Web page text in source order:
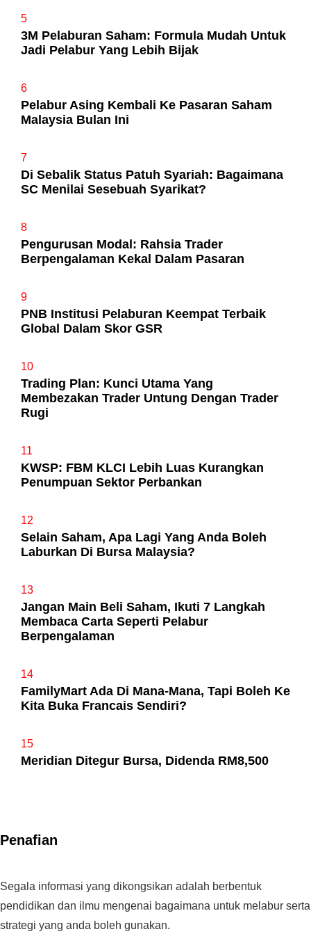
5
3M Pelaburan Saham: Formula Mudah Untuk
Jadi Pelabur Yang Lebih Bijak
6
Pelabur Asing Kembali Ke Pasaran Saham
Malaysia Bulan Ini
7
Di Sebalik Status Patuh Syariah: Bagaimana
SC Menilai Sesebuah Syarikat?
8
Pengurusan Modal: Rahsia Trader
Berpengalaman Kekal Dalam Pasaran
9
PNB Institusi Pelaburan Keempat Terbaik
Global Dalam Skor GSR
10
Trading Plan: Kunci Utama Yang
Membezakan Trader Untung Dengan Trader
Rugi
11
KWSP: FBM KLCI Lebih Luas Kurangkan
Penumpuan Sektor Perbankan
12
Selain Saham, Apa Lagi Yang Anda Boleh
Laburkan Di Bursa Malaysia?
13
Jangan Main Beli Saham, Ikuti 7 Langkah
Membaca Carta Seperti Pelabur
Berpengalaman
14
FamilyMart Ada Di Mana-Mana, Tapi Boleh Ke
Kita Buka Francais Sendiri?
15
Meridian Ditegur Bursa, Didenda RM8,500
Penafian
Segala informasi yang dikongsikan adalah berbentuk
pendidikan dan ilmu mengenai bagaimana untuk melabur serta
strategi yang anda boleh gunakan.